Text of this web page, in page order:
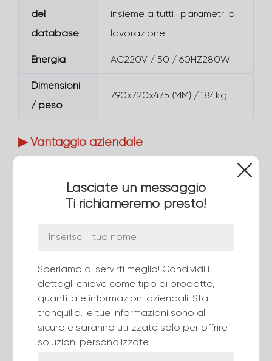
del
database
insieme a tutti i parametri di
lavorazione.
Energia AC220V / 50 / 60HZ280W
Dimensioni
/ peso
790x720x475 (MM) / 184kg
▶ Vantaggio aziendale
Grazie a un team professionale di esperti in ricerca
e sviluppo, a tecnologie di elaborazione avanzate
e a un fermo impegno per la soddisfazione del
soluzioni di cablaggio di prima classe.
che durante il periodo di garanzia, qualora
dovessero sorgere problemi con le nostre
macchine, ti preghiamo di segnalarcelo
immediatamente se la macchina non funziona
correttamente. Fornire immagini o video che
descrivano chiaramente il problema sarà utile. Ci
Lasciate un messaggio
Ti richiameremo presto!
Speriamo di servirti meglio! Condividi i
dettagli chiave come tipo di prodotto,
quantità e informazioni aziendali. Stai
tranquillo, le tue informazioni sono al
sicuro e saranno utilizzate solo per offrire
soluzioni personalizzate.